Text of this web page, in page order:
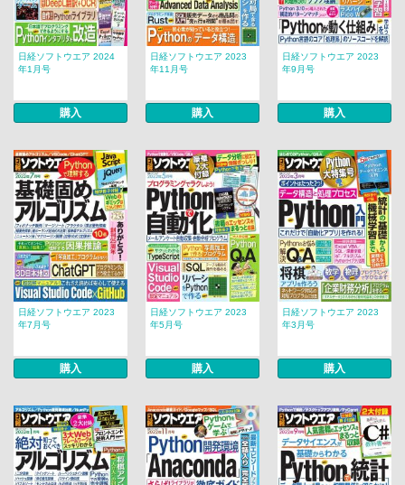
日経ソフトウエア 2024
年1月号
購入
日経ソフトウエア 2023
年11月号
購入
日経ソフトウエア 2023
年9月号
購入
日経ソフトウエア 2023
年7月号
購入
日経ソフトウエア 2023
年5月号
購入
日経ソフトウエア 2023
年3月号
購入